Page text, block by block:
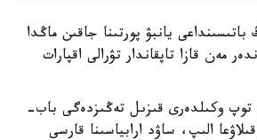
باتىسىنداعى يانبۋ پورتىنا جاقىن ماڭدا
مەن قازا تاپقاندار تۋرالى اقپارات
توپ وكىلدەرى قىزىل تەڭىزدەگى باب-
الىپ، ساۋد ارابياسىنا قارسى